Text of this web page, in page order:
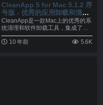
CleanApp 5 for Mac 5.1.2 序
号版 - 优秀的应用卸载和清理
工具
CleanApp是一款Mac上的优秀的系
统清理和软件卸载工具，集成了应
用管理、浏...
10 年前
5.6K